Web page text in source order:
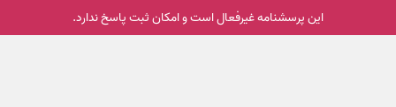
این پرسشنامه غیر‌فعال است و امکان ثبت پاسخ ندارد.